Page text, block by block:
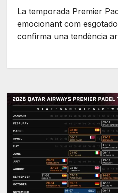
La temporada Premier
emocionant com
confirma una tendència